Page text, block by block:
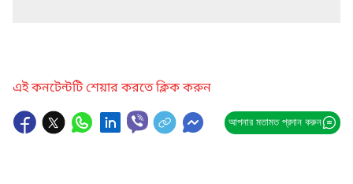
এই কনটেন্টটি শেয়ার করতে ক্লিক করুন
আপনার মতামত প্রদান করুন